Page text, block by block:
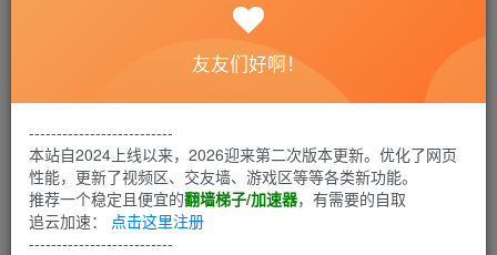
另有小说阅读站点，网罗包括训诫文、腐文在内的
第1回
认识daddy也有两个月，通过几次的见面聊天，彼此都觉得
可以实践一次，虽然我一拖再拖，但这天还是到来了。。
友友们好啊！
--------------------------
本站自2024上线以来，2026迎来第二次版本更新。优化了网页
性能，更新了视频区、交友墙、游戏区等等各类新功能。
推荐一个稳定且便宜的翻墙梯子/加速器，有需要的自取
追云加速： 点击这里注册
--------------------------